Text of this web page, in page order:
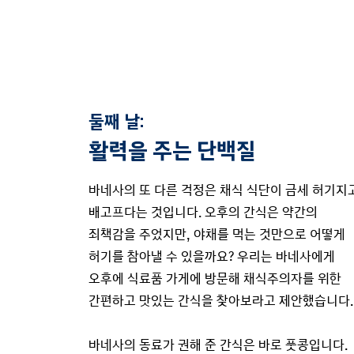
둘째 날:
활력을 주는 단백질
바네사의 또 다른 걱정은 채식 식단이 금세 허기지
배고프다는 것입니다. 오후의 간식은 약간의
죄책감을 주었지만, 야채를 먹는 것만으로 어떻게
허기를 참아낼 수 있을까요? 우리는 바네사에게
오후에 식료품 가게에 방문해 채식주의자를 위한
간편하고 맛있는 간식을 찾아보라고 제안했습니다.
바네사의 동료가 권해 준 간식은 바로 풋콩입니다.